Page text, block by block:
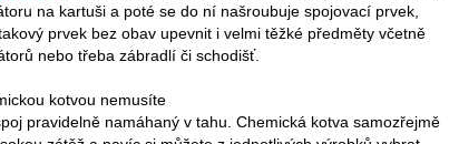
na kartuši a poté se do ní našroubuje spojovací prvek,
prvek bez obav upevnit i velmi těžké předměty včetně
nebo třeba zábradlí či schodišť.
kotvou nemusíte
pravidelně namáhaný v tahu. Chemická kotva samozřejmě